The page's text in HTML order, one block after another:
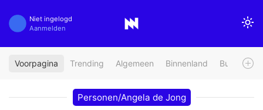
Niet ingelogd
Aanmelden
Voorpagina Trending Algemeen Binnenland Buitenland
Personen/Angela de Jong